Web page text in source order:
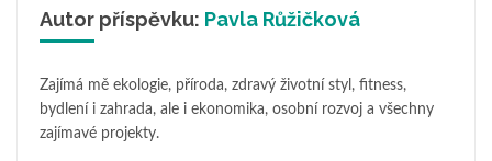
Autor příspěvku: Pavla Růžičková
Zajímá mě ekologie, příroda, zdravý životní styl, fitness,
bydlení i zahrada, ale i ekonomika, osobní rozvoj a všechny
zajímavé projekty.